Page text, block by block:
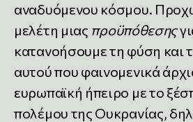
αναδυόμενου κόσμου.
μελέτη μιας προϋπόθεσης
κατανοήσουμε τη φύση και
αυτού που φαινομενικά
ευρωπαϊκή ήπειρο με το
πολέμου της Ουκρανίας,